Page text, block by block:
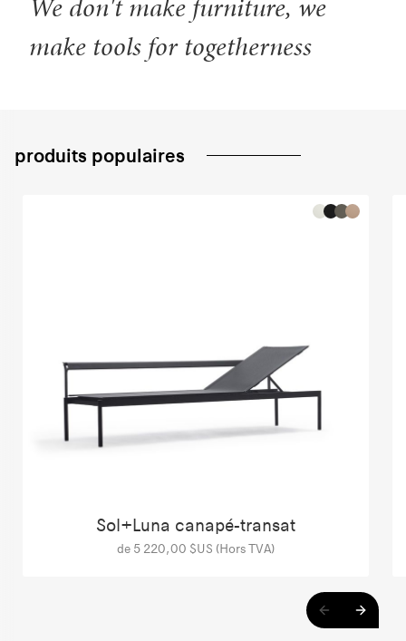
We don't make furniture, we
make tools for togetherness
produits populaires
Sol+Luna canapé-transat
de 5 220,00 $US (Hors TVA)